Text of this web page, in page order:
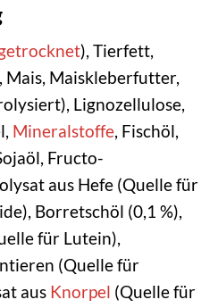
), Tierfett,
Maiskleberfutter,
Lignozellulose,
Mineralstoffe, Fischöl,
Fructo-
aus Hefe (Quelle für
Borretschöl (0,1 %),
für Lutein),
(Quelle für
aus Knorpel (Quelle für